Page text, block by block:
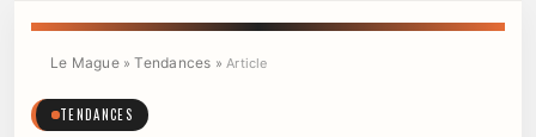
Le Mague»Tendances »Article
TENDANCES